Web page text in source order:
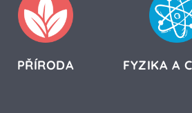
PŘÍRODA FYZIKA A